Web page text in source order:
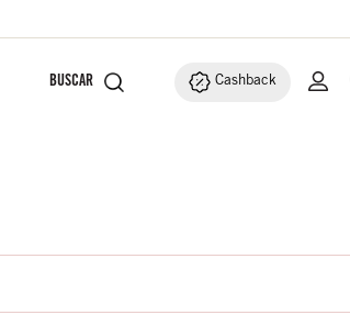
LIBERTY FABRIC ACESSÓRIOS Cashback